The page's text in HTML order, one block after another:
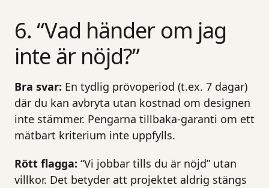
6. “Vad händer om jag
inte är nöjd?”
Bra svar: En tydlig prövoperiod (t.ex. 7 dagar)
där du kan avbryta utan kostnad om designen
inte stämmer. Pengarna tillbaka-garanti om ett
mätbart kriterium inte uppfylls.
Rött flagga: “Vi jobbar tills du är nöjd” utan
villkor. Det betyder att projektet aldrig stängs